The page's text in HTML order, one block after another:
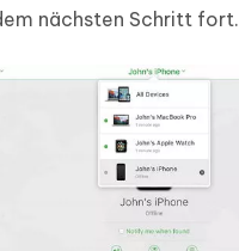
nächsten Schritt fort.